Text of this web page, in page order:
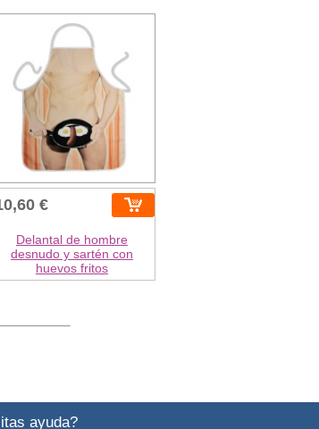
€
Delantal de hombre
desnudo y sartén con
huevos fritos
ayuda?